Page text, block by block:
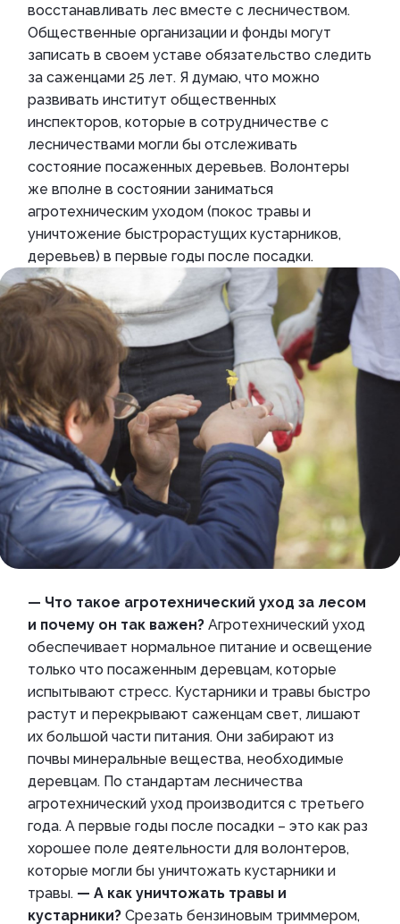
восстанавливать лес вместе с лесничеством.
Общественные организации и фонды могут
записать в своем уставе обязательство следить
за саженцами 25 лет. Я думаю, что можно
развивать институт общественных
инспекторов, которые в сотрудничестве с
лесничествами могли бы отслеживать
состояние посаженных деревьев. Волонтеры
же вполне в состоянии заниматься
агротехническим уходом (покос травы и
уничтожение быстрорастущих кустарников,
деревьев) в первые годы после посадки.
— Что такое агротехнический уход за лесом
и почему он так важен? Агротехнический уход
обеспечивает нормальное питание и освещение
только что посаженным деревцам, которые
испытывают стресс. Кустарники и травы быстро
растут и перекрывают саженцам свет, лишают
их большой части питания. Они забирают из
почвы минеральные вещества, необходимые
деревцам. По стандартам лесничества
агротехнический уход производится с третьего
года. А первые годы после посадки – это как раз
хорошее поле деятельности для волонтеров,
которые могли бы уничтожать кустарники и
травы. — А как уничтожать травы и
кустарники? Срезать бензиновым триммером,